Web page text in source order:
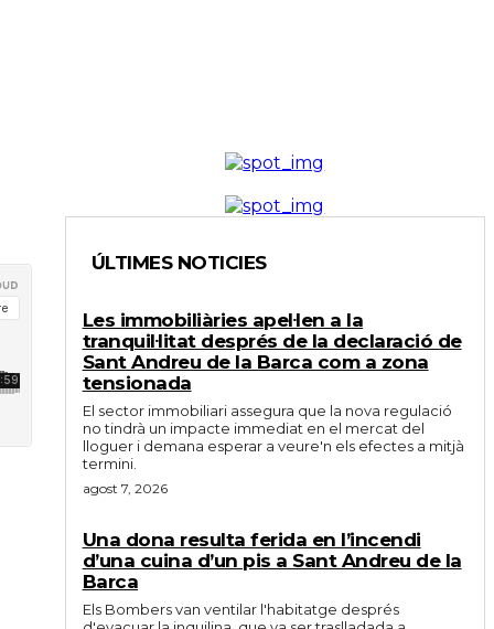
ÚLTIMES NOTICIES
Les immobiliàries apel·len a la
tranquil·litat després de la declaració de
Sant Andreu de la Barca com a zona
tensionada
El sector immobiliari assegura que la nova regulació
no tindrà un impacte immediat en el mercat del
lloguer i demana esperar a veure'n els efectes a mitjà
termini.
agost 7, 2026
Una dona resulta ferida en l’incendi
d’una cuina d’un pis a Sant Andreu de la
Barca
Els Bombers van ventilar l'habitatge després